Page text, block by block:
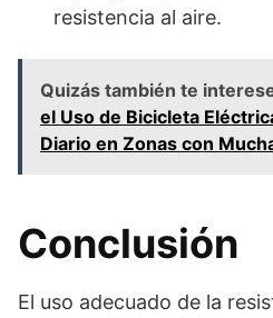
resistencia al aire.
Quizás también te
el Uso de Bicicleta
Diario en Zonas con
Conclusión
El uso adecuado de la